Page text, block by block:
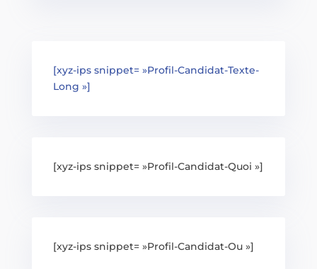
[xyz-ips snippet= »Profil-Candidat-Texte-
Long »]
[xyz-ips snippet= »Profil-Candidat-Quoi »]
[xyz-ips snippet= »Profil-Candidat-Ou »]